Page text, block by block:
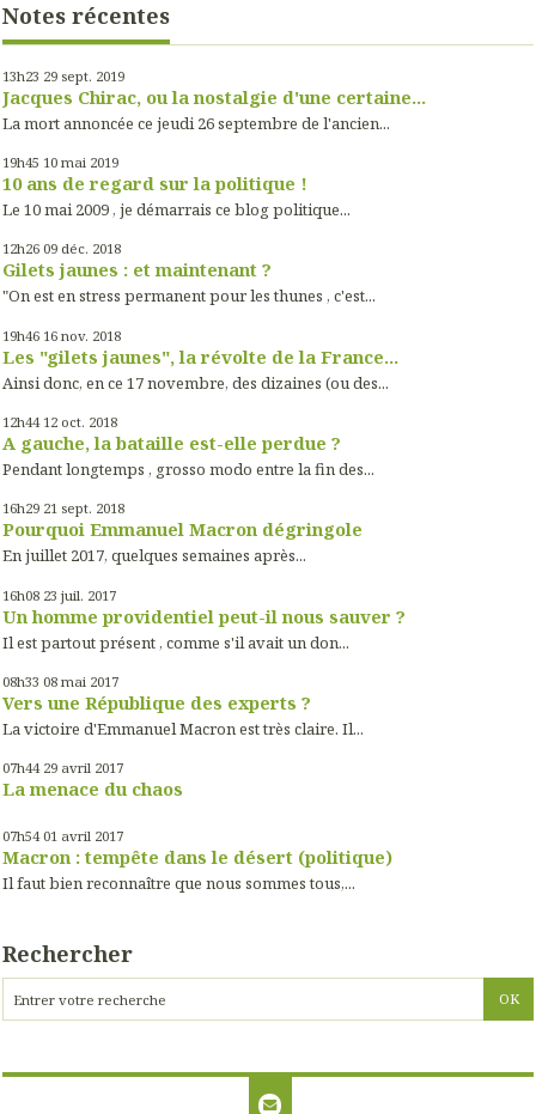
Notes récentes
13h23 29 sept. 2019
Jacques Chirac, ou la nostalgie d'une certaine...
La mort annoncée ce jeudi 26 septembre de l'ancien...
19h45 10 mai 2019
10 ans de regard sur la politique !
Le 10 mai 2009 , je démarrais ce blog politique...
12h26 09 déc. 2018
Gilets jaunes : et maintenant ?
"On est en stress permanent pour les thunes , c'est...
19h46 16 nov. 2018
Les "gilets jaunes", la révolte de la France...
Ainsi donc, en ce 17 novembre, des dizaines (ou des...
12h44 12 oct. 2018
A gauche, la bataille est-elle perdue ?
Pendant longtemps , grosso modo entre la fin des...
16h29 21 sept. 2018
Pourquoi Emmanuel Macron dégringole
En juillet 2017, quelques semaines après...
16h08 23 juil. 2017
Un homme providentiel peut-il nous sauver ?
Il est partout présent , comme s'il avait un don...
08h33 08 mai 2017
Vers une République des experts ?
La victoire d'Emmanuel Macron est très claire. Il...
07h44 29 avril 2017
La menace du chaos
07h54 01 avril 2017
Macron : tempête dans le désert (politique)
Il faut bien reconnaître que nous sommes tous,...
Rechercher